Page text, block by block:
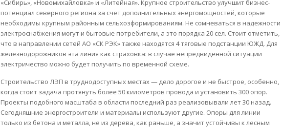
«Сибирь», «Новомихайловка» и «Литейная». Крупное строительство улучшит бизнес-
потенциал северного региона за счет дополнительных энергомощностей, которые
необходимы крупным районным сельхозформированиям. Не сомневаться в надежности
электроснабжения могут и бытовые потребители, а это порядка 20 сел. Стоит отметить,
что в направлении сетей АО «СК РЭК» также находятся 4 тяговые подстанции ЮЖД. Для
железнодорожников эта линия как страховка: в случае непредвиденной ситуации
электричество можно будет получить по временной схеме.
Строительство ЛЭП в труднодоступных местах — дело дорогое и не быстрое, особенно,
когда стоит задача протянуть более 50 километров провода и установить 300 опор.
Проекты подобного масштаба в области последний раз реализовывали лет 30 назад.
Сегодняшние энергостроители и материалы используют другие. Опоры для линии
только из бетона и металла, не из дерева, как раньше, а значит устойчивы к лесным